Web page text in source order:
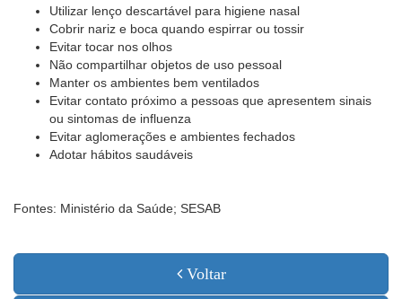
Utilizar lenço descartável para higiene nasal
Cobrir nariz e boca quando espirrar ou tossir
Evitar tocar nos olhos
Não compartilhar objetos de uso pessoal
Manter os ambientes bem ventilados
Evitar contato próximo a pessoas que apresentem sinais
ou sintomas de influenza
Evitar aglomerações e ambientes fechados
Adotar hábitos saudáveis
Fontes: Ministério da Saúde; SESAB
Voltar